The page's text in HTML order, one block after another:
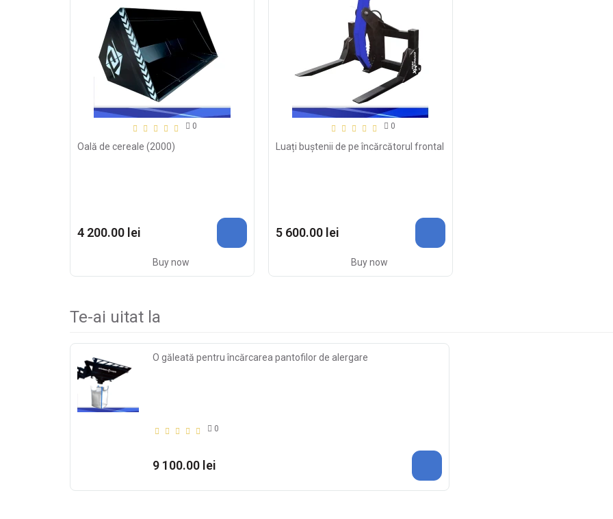
0
Oală de cereale (2000)
4 200.00 lei
Buy now
0
Luați buștenii de pe încărcătorul frontal
5 600.00 lei
Buy now
Te-ai uitat la
O găleată pentru încărcarea pantofilor de alergare
0
9 100.00 lei